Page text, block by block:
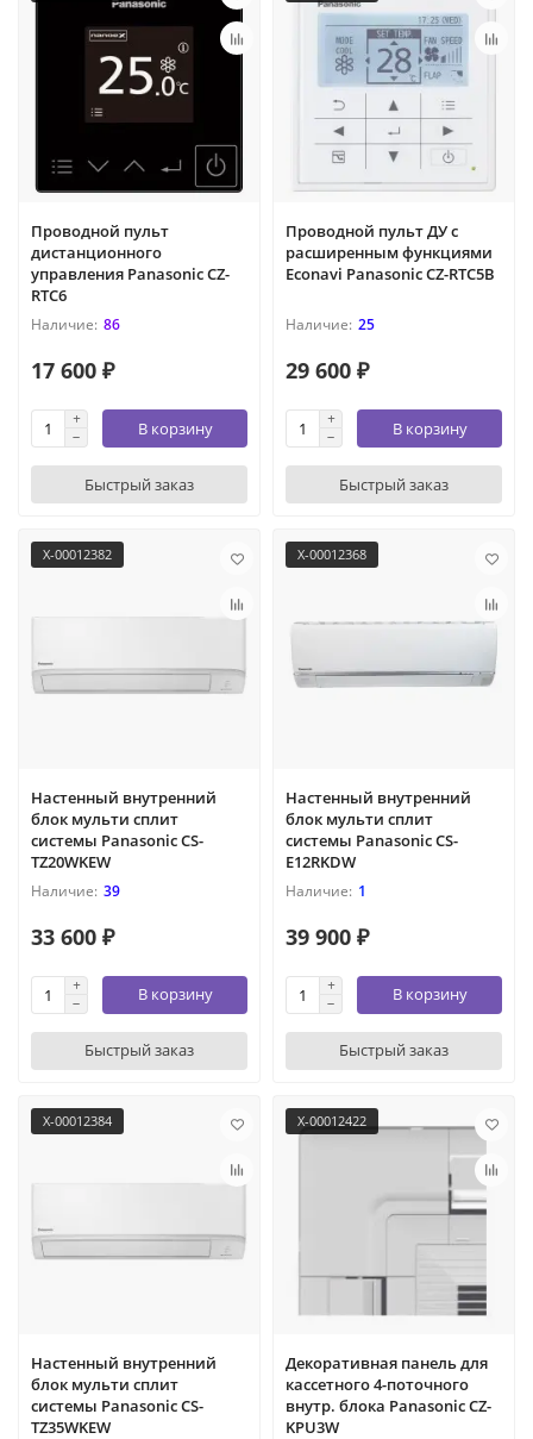
Проводной пульт
дистанционного
управления Panasonic CZ-
RTC6
86
17 600 ₽
В корзину
Быстрый заказ
Проводной пульт ДУ с
расширенным функциями
Econavi Panasonic CZ-RTC5B
25
29 600 ₽
В корзину
Быстрый заказ
X-00012382
Настенный внутренний
блок мульти сплит
системы Panasonic CS-
TZ20WKEW
39
33 600 ₽
В корзину
Быстрый заказ
X-00012368
Настенный внутренний
блок мульти сплит
системы Panasonic CS-
E12RKDW
1
39 900 ₽
В корзину
Быстрый заказ
X-00012384
Настенный внутренний
блок мульти сплит
системы Panasonic CS-
TZ35WKEW
X-00012422
Декоративная панель для
кассетного 4-поточного
внутр. блока Panasonic CZ-
KPU3W